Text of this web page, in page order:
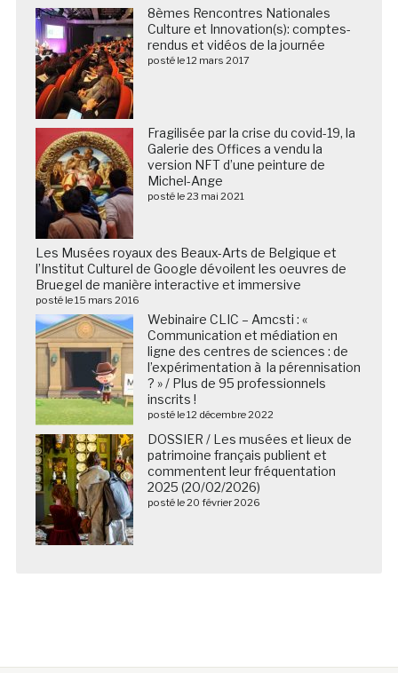
8èmes Rencontres Nationales
Culture et Innovation(s): comptes-
rendus et vidéos de la journée
posté le 12 mars 2017
Fragilisée par la crise du covid-19, la
Galerie des Offices a vendu la
version NFT d’une peinture de
Michel-Ange
posté le 23 mai 2021
Les Musées royaux des Beaux-Arts de Belgique et
l’Institut Culturel de Google dévoilent les oeuvres de
Bruegel de manière interactive et immersive
posté le 15 mars 2016
Webinaire CLIC – Amcsti : «
Communication et médiation en
ligne des centres de sciences : de
l’expérimentation à la pérennisation
? » / Plus de 95 professionnels
inscrits !
posté le 12 décembre 2022
DOSSIER / Les musées et lieux de
patrimoine français publient et
commentent leur fréquentation
2025 (20/02/2026)
posté le 20 février 2026